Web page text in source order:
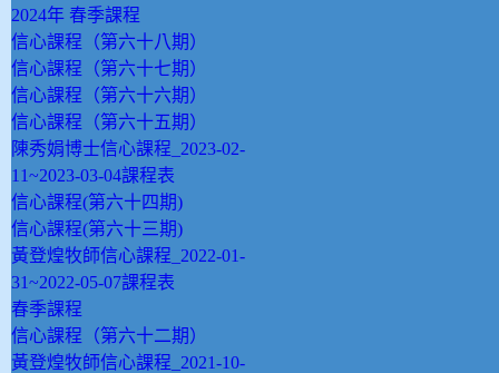
2024年 春季課程
信心課程（第六十八期）
信心課程（第六十七期）
信心課程（第六十六期）
信心課程（第六十五期）
陳秀娟博士信心課程_2023-02-
11~2023-03-04課程表
信心課程(第六十四期)
信心課程(第六十三期)
黃登煌牧師信心課程_2022-01-
31~2022-05-07課程表
春季課程
信心課程（第六十二期）
黃登煌牧師信心課程_2021-10-